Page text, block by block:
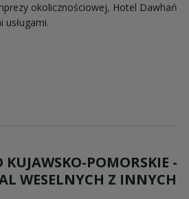
okolicznościowej, Hotel Dawhań
KUJAWSKO-POMORSKIE -
WESELNYCH Z INNYCH